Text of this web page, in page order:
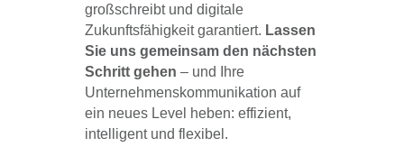
großschreibt und digitale
Zukunftsfähigkeit garantiert. Lassen
Sie uns gemeinsam den nächsten
Schritt gehen – und Ihre
Unternehmenskommunikation auf
ein neues Level heben: effizient,
intelligent und flexibel.